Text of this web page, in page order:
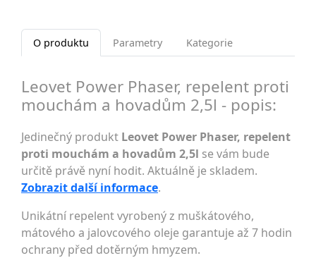
O produktu Parametry Kategorie
Leovet Power Phaser, repelent proti
mouchám a hovadům 2,5l - popis:
Jedinečný produkt Leovet Power Phaser, repelent
proti mouchám a hovadům 2,5l se vám bude
určitě právě nyní hodit. Aktuálně je skladem.
Zobrazit další informace.
Unikátní repelent vyrobený z muškátového,
mátového a jalovcového oleje garantuje až 7 hodin
ochrany před dotěrným hmyzem.